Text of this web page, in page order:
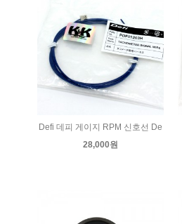
Defi 데피 게이지 RPM 신호선 De
28,000원